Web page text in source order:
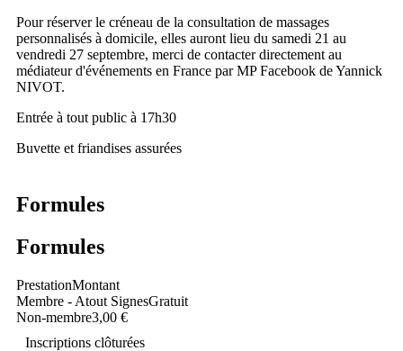
Pour réserver le créneau de la consultation de massages
personnalisés à domicile, elles auront lieu du samedi 21 au
vendredi 27 septembre, merci de contacter directement au
médiateur d'événements en France par MP Facebook de Yannick
NIVOT.
Entrée à tout public à 17h30
Buvette et friandises assurées
Formules
Formules
PrestationMontant
Membre - Atout SignesGratuit
Non-membre3,00 €
Inscriptions clôturées